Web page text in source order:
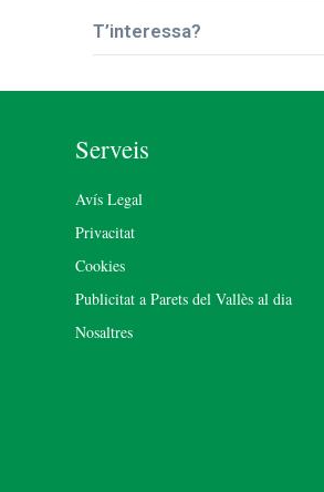
T’interessa?
Serveis
Avís Legal
Privacitat
Cookies
Publicitat a Parets del Vallès al dia
Nosaltres